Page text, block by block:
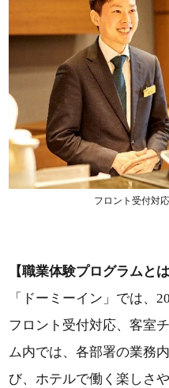
フロント受付対
【職業体験プログラムとは
「ドーミーイン」では、
フロント受付対応、客室
ム内では、各部署の業務
び、ホテルで働く楽しさ